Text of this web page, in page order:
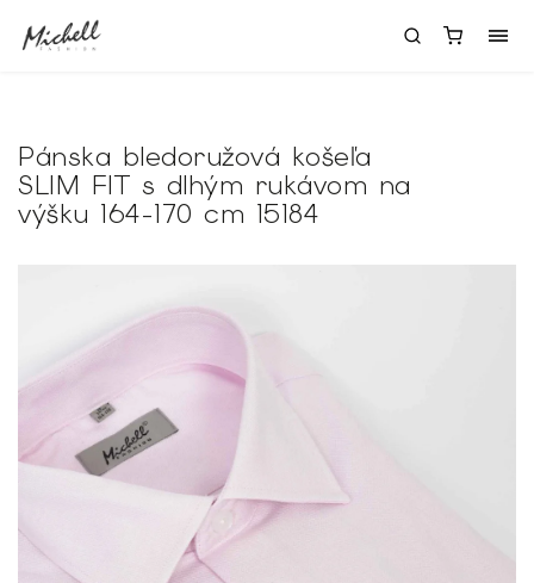
Pánska bledoružová košeľa
SLIM FIT s dlhým rukávom na
výšku 164-170 cm 15184